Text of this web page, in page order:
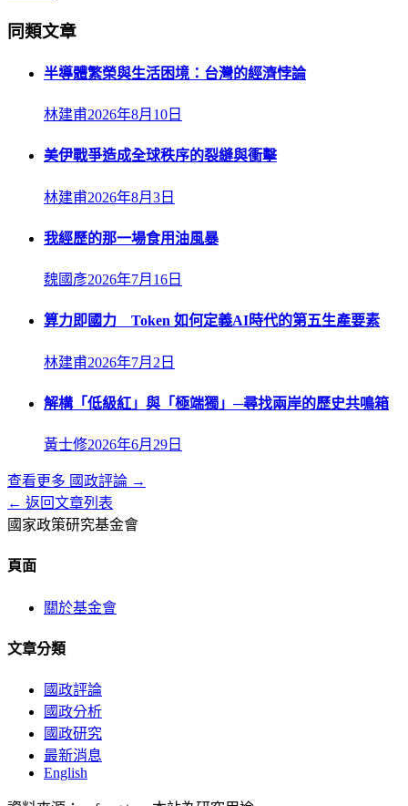
同類文章
半導體繁榮與生活困境：台灣的經濟悖論
林建甫2026年8月10日
美伊戰爭造成全球秩序的裂縫與衝擊
林建甫2026年8月3日
我經歷的那一場食用油風暴
魏國彥2026年7月16日
算力即國力 Token 如何定義AI時代的第五生產要素
林建甫2026年7月2日
解構「低級紅」與「極端獨」─尋找兩岸的歷史共鳴箱
黃士修2026年6月29日
查看更多 國政評論 →
← 返回文章列表
國家政策研究基金會
頁面
關於基金會
文章分類
國政評論
國政分析
國政研究
最新消息
English